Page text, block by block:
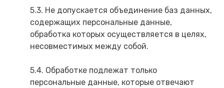
5.3. Не допускается объединение баз данных,
содержащих персональные данные,
обработка которых осуществляется в целях,
несовместимых между собой.
5.4. Обработке подлежат только
персональные данные, которые отвечают